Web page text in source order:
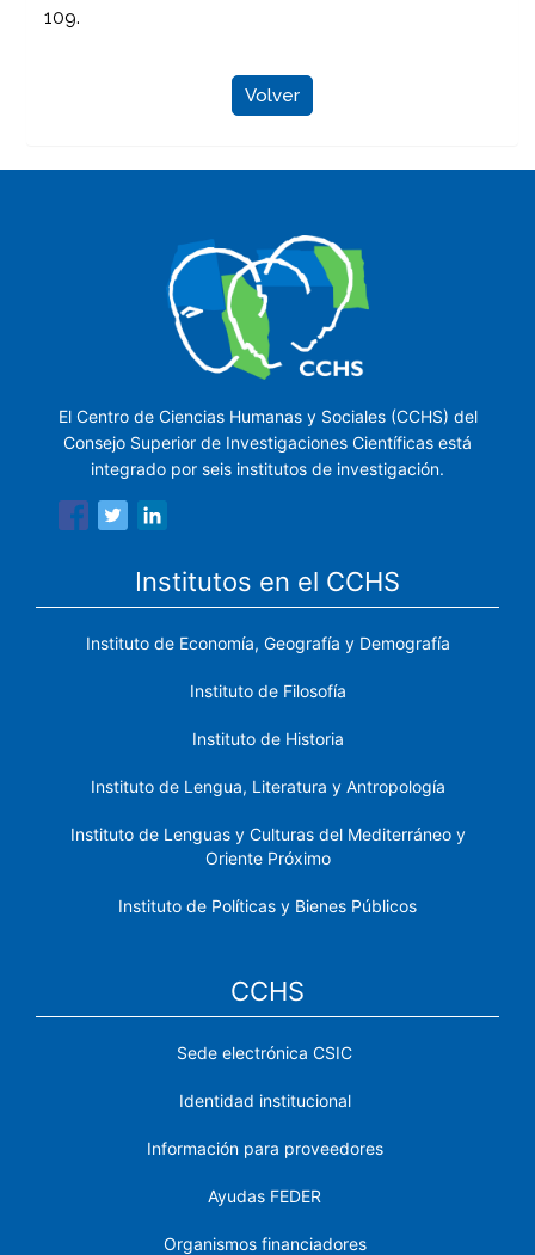
109.
Volver
El Centro de Ciencias Humanas y Sociales (CCHS) del
Consejo Superior de Investigaciones Científicas está
integrado por seis institutos de investigación.
Institutos en el CCHS
Instituto de Economía, Geografía y Demografía
Instituto de Filosofía
Instituto de Historia
Instituto de Lengua, Literatura y Antropología
Instituto de Lenguas y Culturas del Mediterráneo y
Oriente Próximo
Instituto de Políticas y Bienes Públicos
CCHS
Sede electrónica CSIC
Identidad institucional
Información para proveedores
Ayudas FEDER
Organismos financiadores